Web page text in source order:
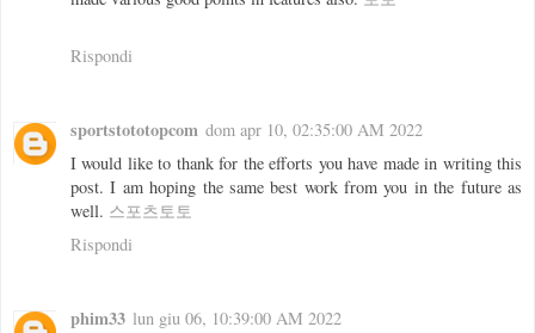
Rispondi
sportstototopcom dom apr 10, 02:35:00 AM 2022
I would like to thank for the efforts you have made in writing this
post. I am hoping the same best work from you in the future as
well. 스포츠토토
Rispondi
phim33 lun giu 06, 10:39:00 AM 2022